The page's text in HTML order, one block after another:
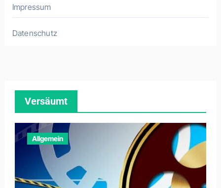
Impressum
Datenschutz
Versäumt
Allgemein